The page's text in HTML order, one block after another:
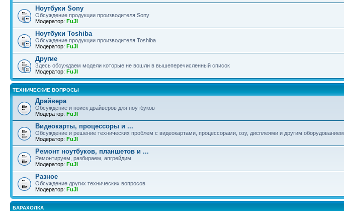
Ноутбуки Sony
Обсуждение продукции производителя Sony
Модератор: FuJI
Ноутбуки Toshiba
Обсуждение продукции производителя Toshiba
Модератор: FuJI
Другие
Здесь обсуждаем модели которые не вошли в вышеперечисленный список
Модератор: FuJI
ТЕХНИЧЕСКИЕ ВОПРОСЫ
Драйвера
Обсуждение и поиск драйверов для ноутбуков
Модератор: FuJI
Видеокарты, процессоры и ...
Обсуждение и решение технических проблем с видеокартами, процессорами, озу, дисплеями и другим оборудованием
Модератор: FuJI
Ремонт ноутбуков, планшетов и ...
Ремонтируем, разбираем, апгрейдим
Модератор: FuJI
Разное
Обсуждение других технических вопросов
Модератор: FuJI
БАРАХОЛКА